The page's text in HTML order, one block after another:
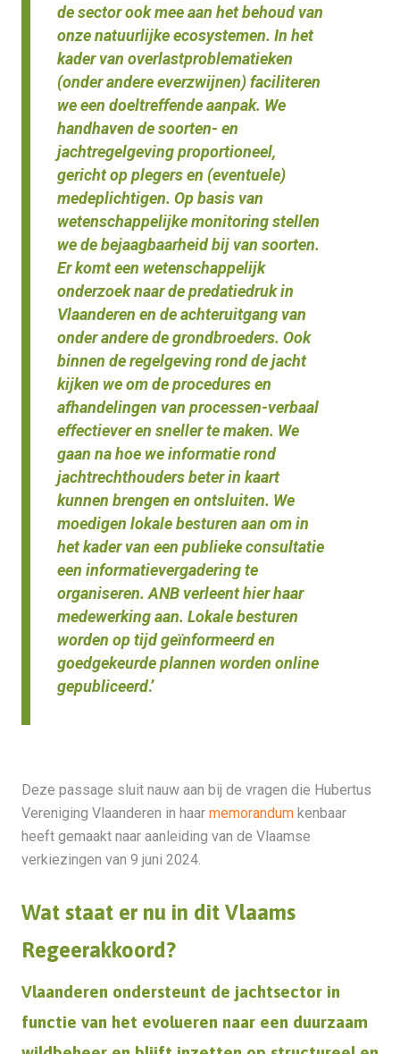
de sector ook mee aan het behoud van
onze natuurlijke ecosystemen. In het
kader van overlastproblematieken
(onder andere everzwijnen) faciliteren
we een doeltreffende aanpak. We
handhaven de soorten- en
jachtregelgeving proportioneel,
gericht op plegers en (eventuele)
medeplichtigen. Op basis van
wetenschappelijke monitoring stellen
we de bejaagbaarheid bij van soorten.
Er komt een wetenschappelijk
onderzoek naar de predatiedruk in
Vlaanderen en de achteruitgang van
onder andere de grondbroeders. Ook
binnen de regelgeving rond de jacht
kijken we om de procedures en
afhandelingen van processen-verbaal
effectiever en sneller te maken. We
gaan na hoe we informatie rond
jachtrechthouders beter in kaart
kunnen brengen en ontsluiten. We
moedigen lokale besturen aan om in
het kader van een publieke consultatie
een informatievergadering te
organiseren. ANB verleent hier haar
medewerking aan. Lokale besturen
worden op tijd geïnformeerd en
goedgekeurde plannen worden online
gepubliceerd.’
Deze passage sluit nauw aan bij de vragen die Hubertus
Vereniging Vlaanderen in haar memorandumkenbaar
heeft gemaakt naar aanleiding van de Vlaamse
verkiezingen van 9 juni 2024.
Wat staat er nu in dit Vlaams
Regeerakkoord?
Vlaanderen ondersteunt de jachtsector in
functie van het evolueren naar een duurzaam